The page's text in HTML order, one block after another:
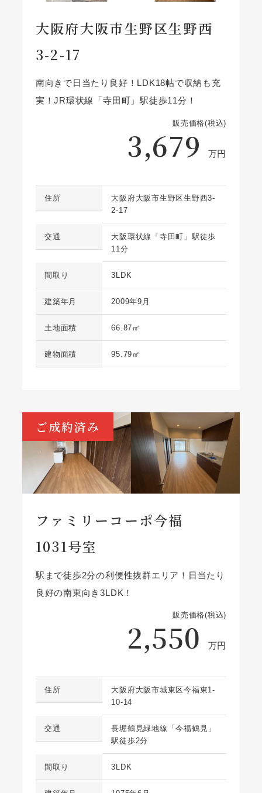
大阪府大阪市生野区生野西
3-2-17
南向きで日当たり良好！LDK18帖で収納も充
実！JR環状線「寺田町」駅徒歩11分！
販売価格(税込)
3,679 万円
住所
大阪府大阪市生野区生野西3-
2-17
交通
大阪環状線「寺田町」駅徒歩
11分
間取り 3LDK
建築年月 2009年9月
土地面積 66.87㎡
建物面積 95.79㎡
ご成約済み
ファミリーコーポ今福
1031号室
駅まで徒歩2分の利便性抜群エリア！日当たり
良好の南東向き3LDK！
販売価格(税込)
2,550 万円
住所
大阪府大阪市城東区今福東1-
10-14
交通
長堀鶴見緑地線「今福鶴見」
駅徒歩2分
間取り 3LDK